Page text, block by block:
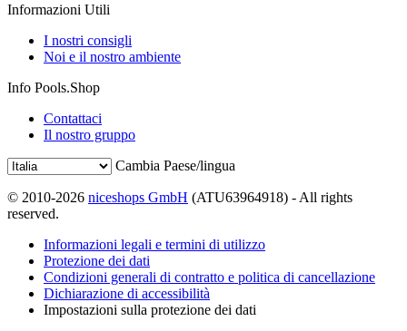
Informazioni Utili
I nostri consigli
Noi e il nostro ambiente
Info Pools.Shop
Contattaci
Il nostro gruppo
Cambia Paese/lingua
© 2010-2026 niceshops GmbH (ATU63964918) - All rights
reserved.
Informazioni legali e termini di utilizzo
Protezione dei dati
Condizioni generali di contratto e politica di cancellazione
Dichiarazione di accessibilità
Impostazioni sulla protezione dei dati